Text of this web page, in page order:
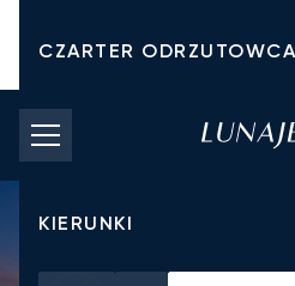
CZARTER ODRZUTOWCA
KOSZTY CZARTERU
PRYWATNE
KIERUNKI